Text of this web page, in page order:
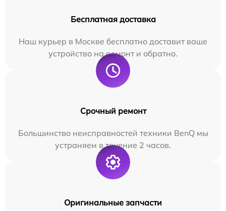
Бесплатная доставка
Наш курьер в Москве бесплатно доставит ваше
устройство на ремонт и обратно.
Срочный ремонт
Большинство неисправностей техники BenQ мы
устраняем в течение 2 часов.
Оригинальные запчасти